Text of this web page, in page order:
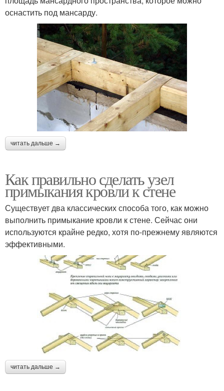
оснастить под мансарду.
читать дальше →
Как правильно сделать узел
примыкания кровли к стене
Существует два классических способа того, как можно
выполнить примыкание кровли к стене. Сейчас они
используются крайне редко, хотя по-прежнему являются
эффективными.
читать дальше →